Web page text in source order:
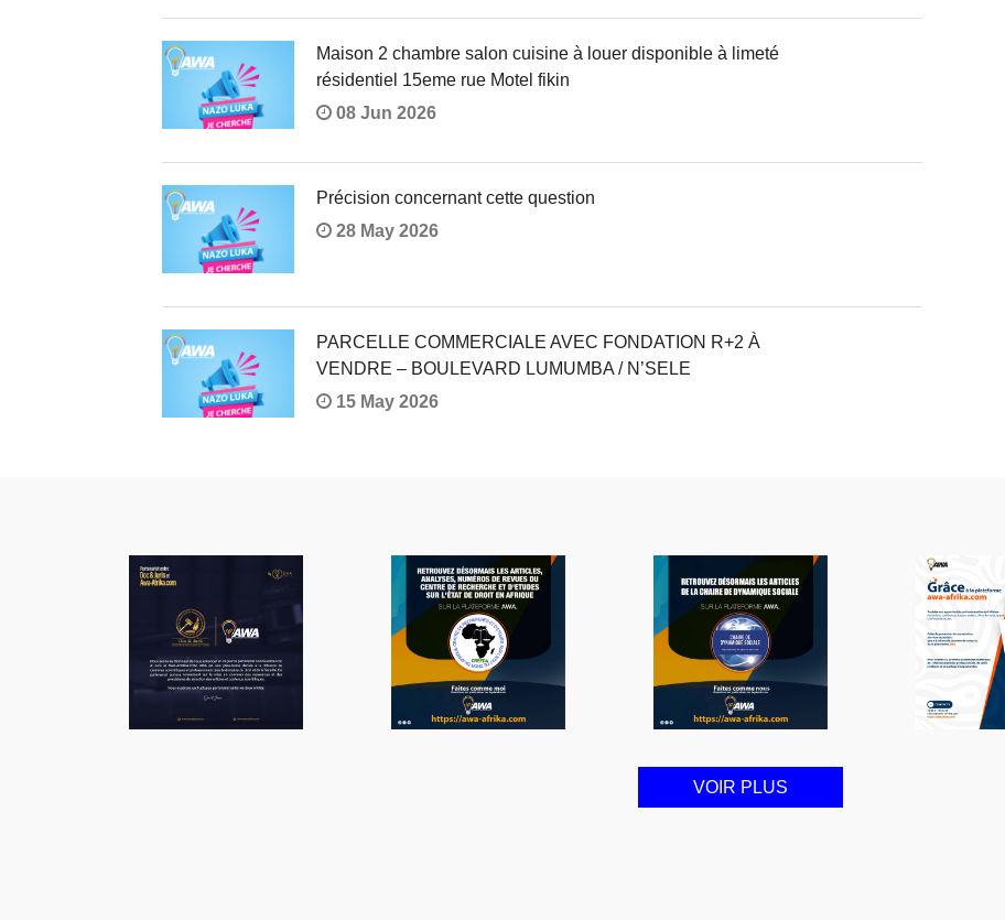
Maison 2 chambre salon cuisine à louer disponible à limeté
résidentiel 15eme rue Motel fikin
08 Jun 2026
Précision concernant cette question
28 May 2026
PARCELLE COMMERCIALE AVEC FONDATION R+2 À
VENDRE – BOULEVARD LUMUMBA / N’SELE
15 May 2026
VOIR PLUS